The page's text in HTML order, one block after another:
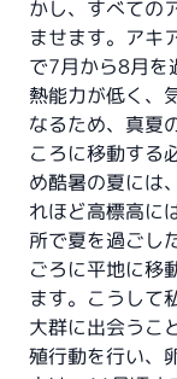
かし、すべての
ませます。アキ
で7月から8月を
熱能力が低く、
なるため、真夏
ころに移動する
め酷暑の夏には
れほど高標高に
所で夏を過ごし
ごろに平地に移
ます。こうして
大群に出会うこ
殖行動を行い、